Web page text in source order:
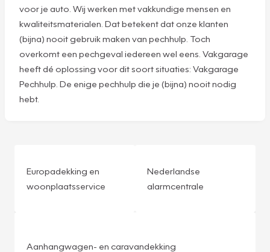
voor je auto. Wij werken met vakkundige mensen en
kwaliteitsmaterialen. Dat betekent dat onze klanten
(bijna) nooit gebruik maken van pechhulp. Toch
overkomt een pechgeval iedereen wel eens. Vakgarage
heeft dé oplossing voor dit soort situaties: Vakgarage
Pechhulp. De enige pechhulp die je (bijna) nooit nodig
hebt.
Europadekking en
woonplaatsservice
Nederlandse
alarmcentrale
Aanhangwagen- en caravandekking